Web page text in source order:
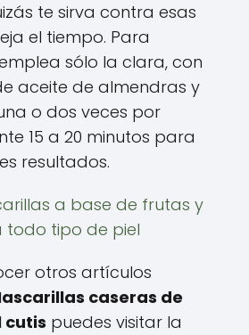
te sirva contra esas
el tiempo. Para
sólo la clara, con
aceite de almendras y
o dos veces por
15 a 20 minutos para
resultados.
a base de frutas y
tipo de piel
otros artículos
caseras de
cutis puedes visitar la